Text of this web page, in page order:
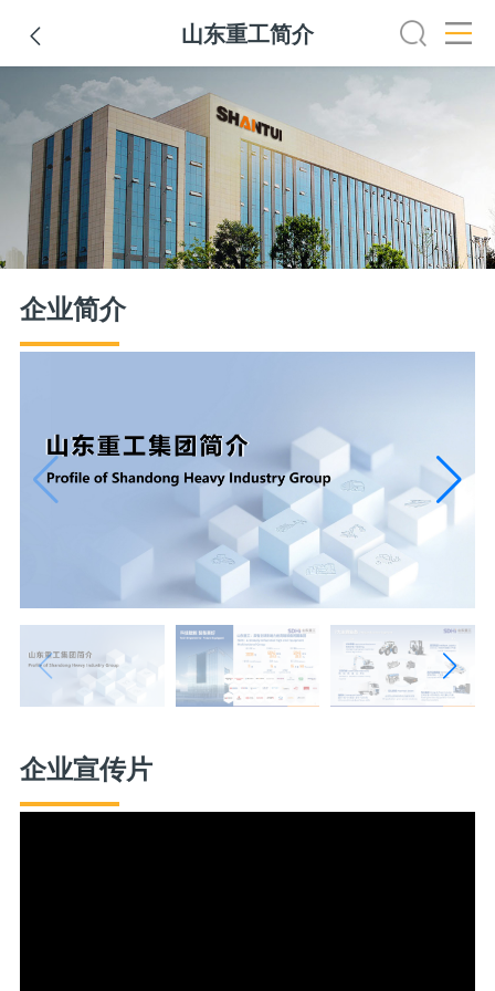
 山东重工简介
山东重工简介 山推简介 企业文化
企业简介
企业宣传片